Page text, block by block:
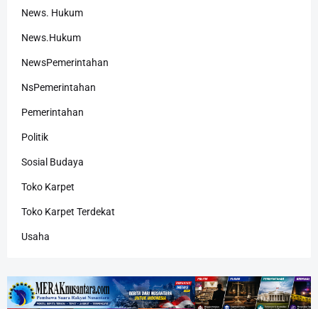
News. Hukum
News.Hukum
NewsPemerintahan
NsPemerintahan
Pemerintahan
Politik
Sosial Budaya
Toko Karpet
Toko Karpet Terdekat
Usaha